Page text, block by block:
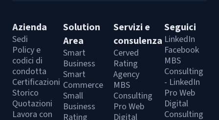
Azienda
Sedi
Policy e
codici di
condotta
Certificazioni
Storico
Quotazioni
Lavora con
Solution
Area
Smart
Business
Smart
Commerce
Small
Business
Rating
Servizi e
consulenza
Cerved
Rating
Agency
MBS
Consulting
Pro Web
Digital
Seguici
LinkedIn
Facebook
MBS
Consulting
- LinkedIn
Pro Web
Digital
Consulting